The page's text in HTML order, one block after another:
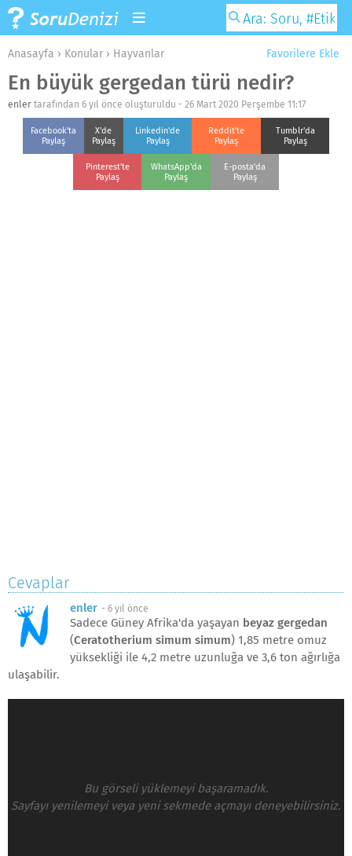
Favorilere Ekle
Anasayfa › Konular › Hayvanlar
En büyük gergedan türü nedir?
enler tarafından 6 yıl önce oluşturuldu - 26 Mart 2020 Perşembe 11:17
Facebook'ta
Paylaş
X'de
Paylaş
Linkedin'de
Paylaş
Reddit'te
Paylaş
Tumblr'da
Paylaş
Pinterest'te
Paylaş
WhatsApp'da
Paylaş
E-posta'da
Paylaş
Cevaplar
enler - 6 yıl önce
Sadece Güney Afrika'da yaşayan beyaz gergedan
(Ceratotherium simum simum) 1,85 metre omuz
yüksekliği ile 4,2 metre uzunluğa ve 3,6 ton ağırlığa
ulaşabilir.
Bu görseli yüklemeyi başaramadık.
Sayfayı yenilemeyi veya yeni sekmede açmayı deneyebilirsiniz.